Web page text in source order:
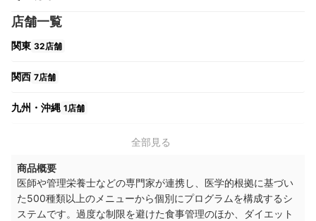
店舗一覧
関東 32店舗
関西 7店舗
九州・沖縄 1店舗
全部見る
商品概要
医師や管理栄養士などの専門家が連携し、医学的根拠に基づい
た500種類以上のメニューから個別にプログラムを構成するシ
ステムです。過度な制限を避けた食事管理のほか、ダイエット